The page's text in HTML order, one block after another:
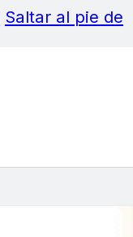
Saltar al pie de